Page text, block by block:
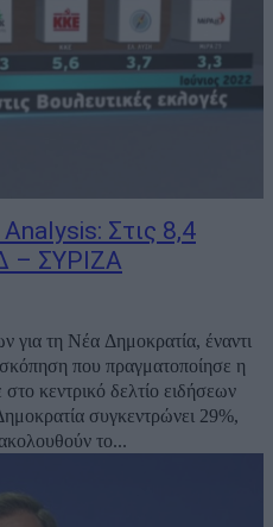
Στις 8,4
– ΣΥΡΙΖΑ
για τη Νέα Δημοκρατία, έναντι
που πραγματοποίησε η
κεντρικό δελτίο ειδήσεων
το...